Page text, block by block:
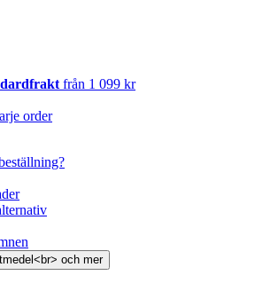
från 1 099 kr
order